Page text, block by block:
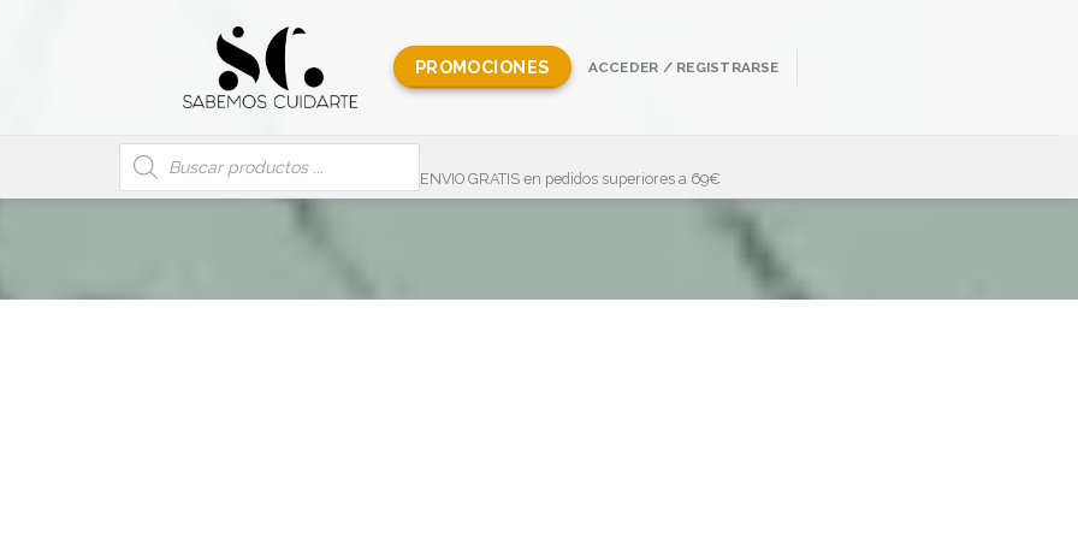
PROMOCIONES ACCEDER / REGISTRARSE
Búsqueda
de
productos
ENVIO GRATIS en pedidos superiores a 69€
Antimanchas